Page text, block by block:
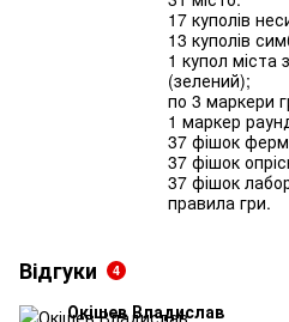
17 куполів
13 куполів
1 купол міста
(зелений);
по 3 маркери
1 маркер
37 фішок
37 фішок
37 фішок
правила гри.
Відгуки 4
Окішев Владислав